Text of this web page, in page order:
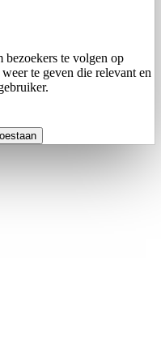
te volgen op
te geven die relevant en